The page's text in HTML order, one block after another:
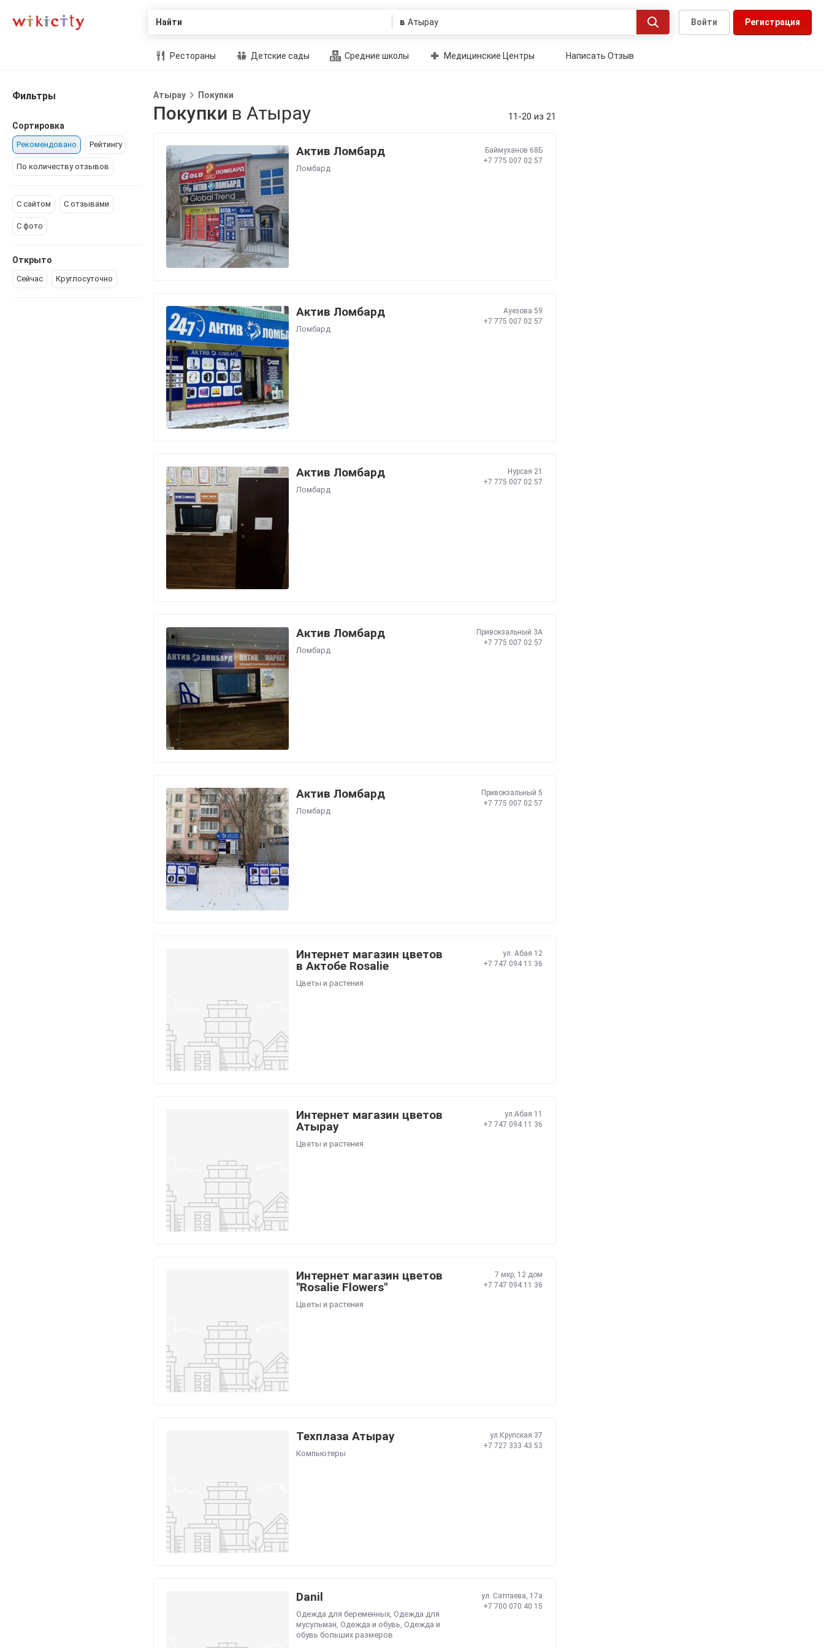
Найти в Регистрация
Войти
Рестораны Детские сады Средние школы Медицинские Центры Написать Отзыв
Фильтры
Сортировка
Рекомендовано Рейтингу
По количеству отзывов
С сайтом С отзывами
С фото
Открыто
Сейчас Круглосуточно
Атырау Покупки
Покупки в Атырау 11-20 из 21
Актив Ломбард
Ломбард
Баймуханов 68Б
+7 775 007 02 57
Актив Ломбард
Ломбард
Ауезова 59
+7 775 007 02 57
Актив Ломбард
Ломбард
Нурсая 21
+7 775 007 02 57
Актив Ломбард
Ломбард
Привокзальный 3А
+7 775 007 02 57
Актив Ломбард
Ломбард
Привокзальный 5
+7 775 007 02 57
Интернет магазин цветов
в Актобе Rosalie
Цветы и растения
ул. Абая 12
+7 747 094 11 36
Интернет магазин цветов
Атырау
Цветы и растения
ул.Абая 11
+7 747 094 11 36
Интернет магазин цветов
"Rosalie Flowers"
Цветы и растения
7 мкр, 12 дом
+7 747 094 11 36
Техплаза Атырау
Компьютеры
ул.Крупская 37
+7 727 333 43 53
Danil
Одежда для беременных, Одежда для
мусульман, Одежда и обувь, Одежда и
обувь больших размеров
ул. Сатпаева, 17а
+7 700 070 40 15